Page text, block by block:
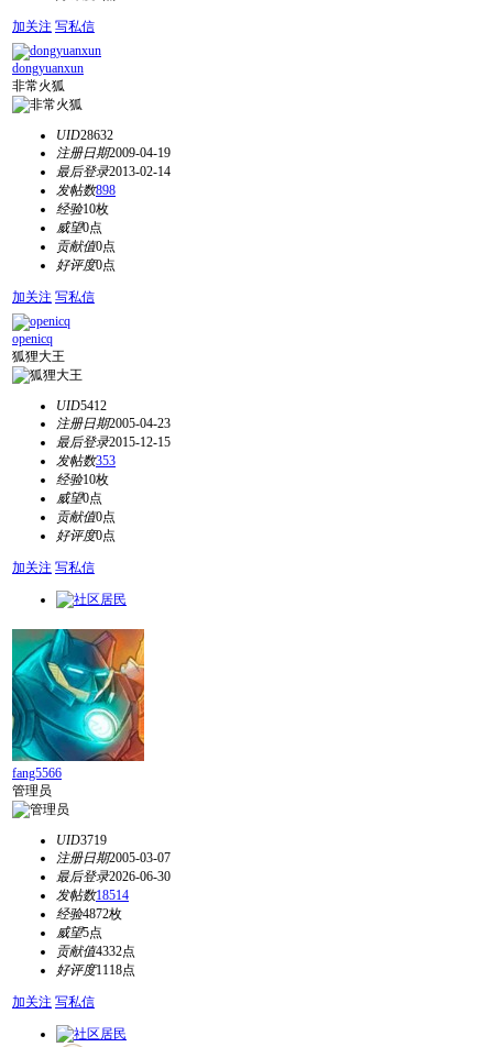
加关注 写私信
dongyuanxun
非常火狐
UID28632
注册日期2009-04-19
最后登录2013-02-14
发帖数898
经验10枚
威望0点
贡献值0点
好评度0点
加关注 写私信
openicq
狐狸大王
UID5412
注册日期2005-04-23
最后登录2015-12-15
发帖数353
经验10枚
威望0点
贡献值0点
好评度0点
加关注 写私信
fang5566
管理员
UID3719
注册日期2005-03-07
最后登录2026-06-30
发帖数18514
经验4872枚
威望5点
贡献值4332点
好评度1118点
加关注 写私信